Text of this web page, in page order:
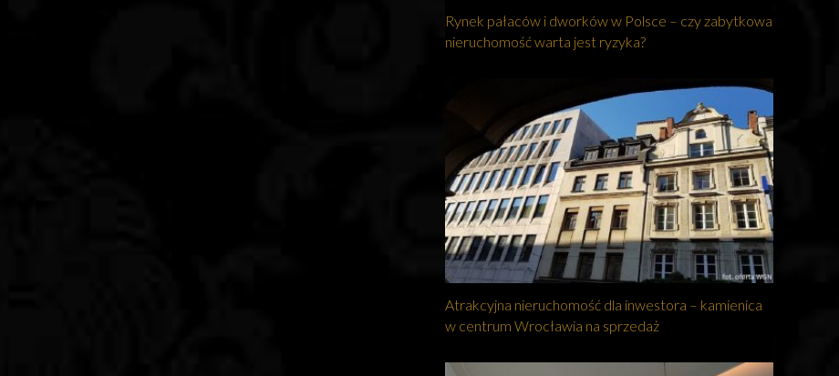
Rynek pałaców i dworków w Polsce – czy zabytkowa
nieruchomość warta jest ryzyka?
Atrakcyjna nieruchomość dla inwestora – kamienica
w centrum Wrocławia na sprzedaż